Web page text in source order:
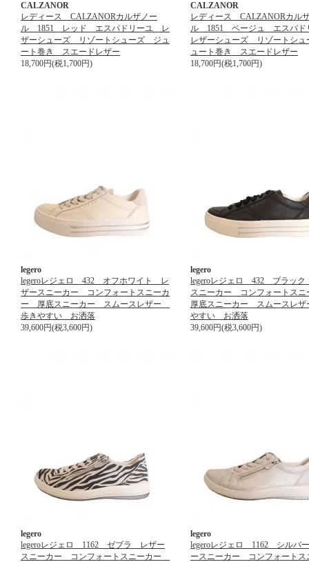
CALZANOR
レディース CALZANORカルザノー
ル 1851 レッド エスパドリーユ レ
ザーシューズ リゾートシューズ ジュ
ート巻き スエードレザー
18,700円(税1,700円)
CALZANOR
レディース CALZANORカル
ル 1851 ベージュ エスパ
レザーシューズ リゾートシ
ュート巻き スエードレザー
18,700円(税1,700円)
legero
legeroレジェロ 432 オフホワイト レ
ザースニーカー コンフォートスニーカ
ー 厚底スニーカー スムースレザー
歩きやすい お洒落
39,600円(税3,600円)
legero
legeroレジェロ 432 ブラッ
スニーカー コンフォートス
厚底スニーカー スムースレ
やすい お洒落
39,600円(税3,600円)
legero
legeroレジェロ 1162 ゼブラ レザー
スニーカー コンフォートスニーカー
legero
legeroレジェロ 1162 シルバ
ースニーカー コンフォートス